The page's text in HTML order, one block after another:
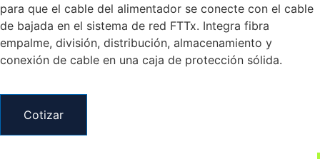
para que el cable del alimentador se conecte con el cable
de bajada en el sistema de red FTTx. Integra fibra
empalme, división, distribución, almacenamiento y
conexión de cable en una caja de protección sólida.
Cotizar